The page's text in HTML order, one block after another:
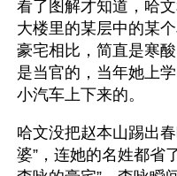
看了图解才知道，哈
大楼里的某层中的某
豪宅相比，简直是寒
是当官的，当年她上
小汽车上下来的。
哈文没把赵本山踢出
婆”，连她的名姓都省